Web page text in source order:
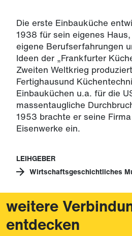
Die erste Einbauküche
1938 für sein eigenes
eigene Berufserfahrungen
Ideen der „Frankfurter
Zweiten Weltkrieg
Fertighausund
Einbauküchen u.a. für die
massentaugliche
1953 brachte er seine
Eisenwerke ein.
LEIHGEBER
Wirtschaftsgeschichtliches
weitere
entdecken